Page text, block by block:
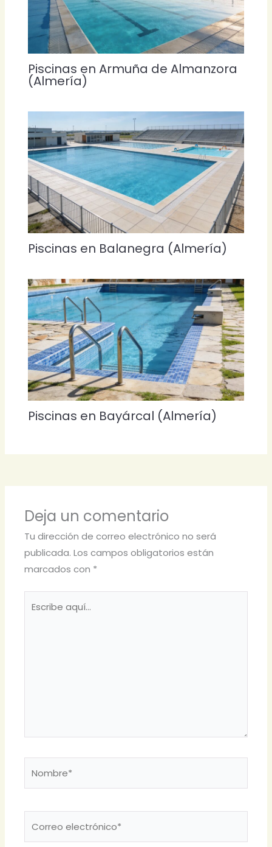
Piscinas en Armuña de Almanzora
(Almería)
Piscinas en Balanegra (Almería)
Piscinas en Bayárcal (Almería)
Deja un comentario
Tu dirección de correo electrónico no será
publicada. Los campos obligatorios están
marcados con *